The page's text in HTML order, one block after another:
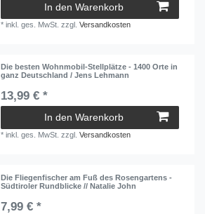
In den Warenkorb
*inkl. ges. MwSt. zzgl.Versandkosten
Die besten Wohnmobil-Stellplätze - 1400 Orte in
ganz Deutschland / Jens Lehmann
13,99 € *
In den Warenkorb
*inkl. ges. MwSt. zzgl.Versandkosten
Die Fliegenfischer am Fuß des Rosengartens -
Südtiroler Rundblicke // Natalie John
7,99 € *